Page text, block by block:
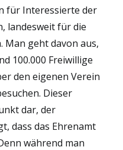
für Interessierte der
landesweit für die
Man geht davon aus,
100.000 Freiwillige
den eigenen Verein
Dieser
dar, der
dass das Ehrenamt
während man